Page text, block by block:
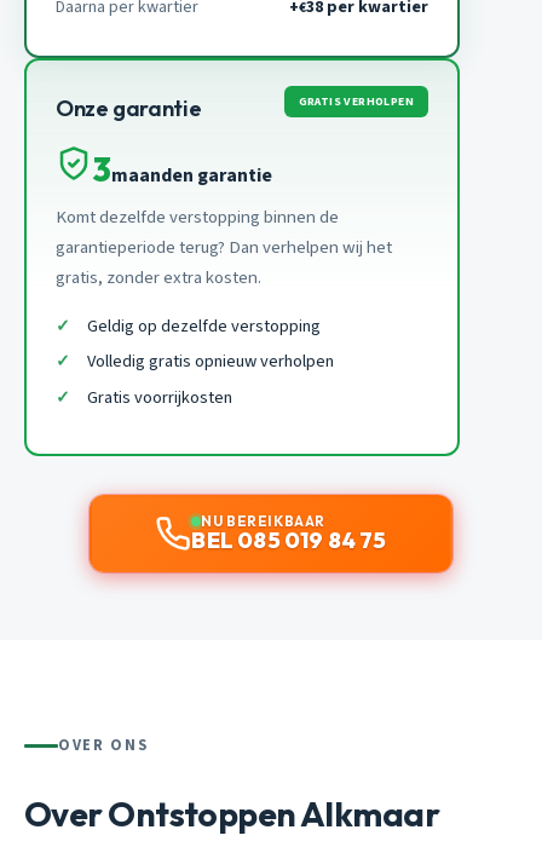
Daarna per kwartier +€38 per kwartier
Onze garantie GRATIS VERHOLPEN
3maanden garantie
Komt dezelfde verstopping binnen de
garantieperiode terug? Dan verhelpen wij het
gratis, zonder extra kosten.
Geldig op dezelfde verstopping
Volledig gratis opnieuw verholpen
Gratis voorrijkosten
NU BEREIKBAAR
BEL 085 019 84 75
OVER ONS
Over Ontstoppen Alkmaar